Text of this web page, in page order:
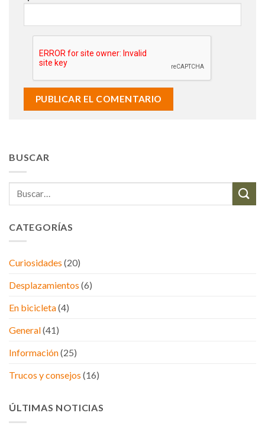
BUSCAR
CATEGORÍAS
Curiosidades (20)
Desplazamientos (6)
En bicicleta(4)
General(41)
Información(25)
Trucos y consejos (16)
ÚLTIMAS NOTICIAS